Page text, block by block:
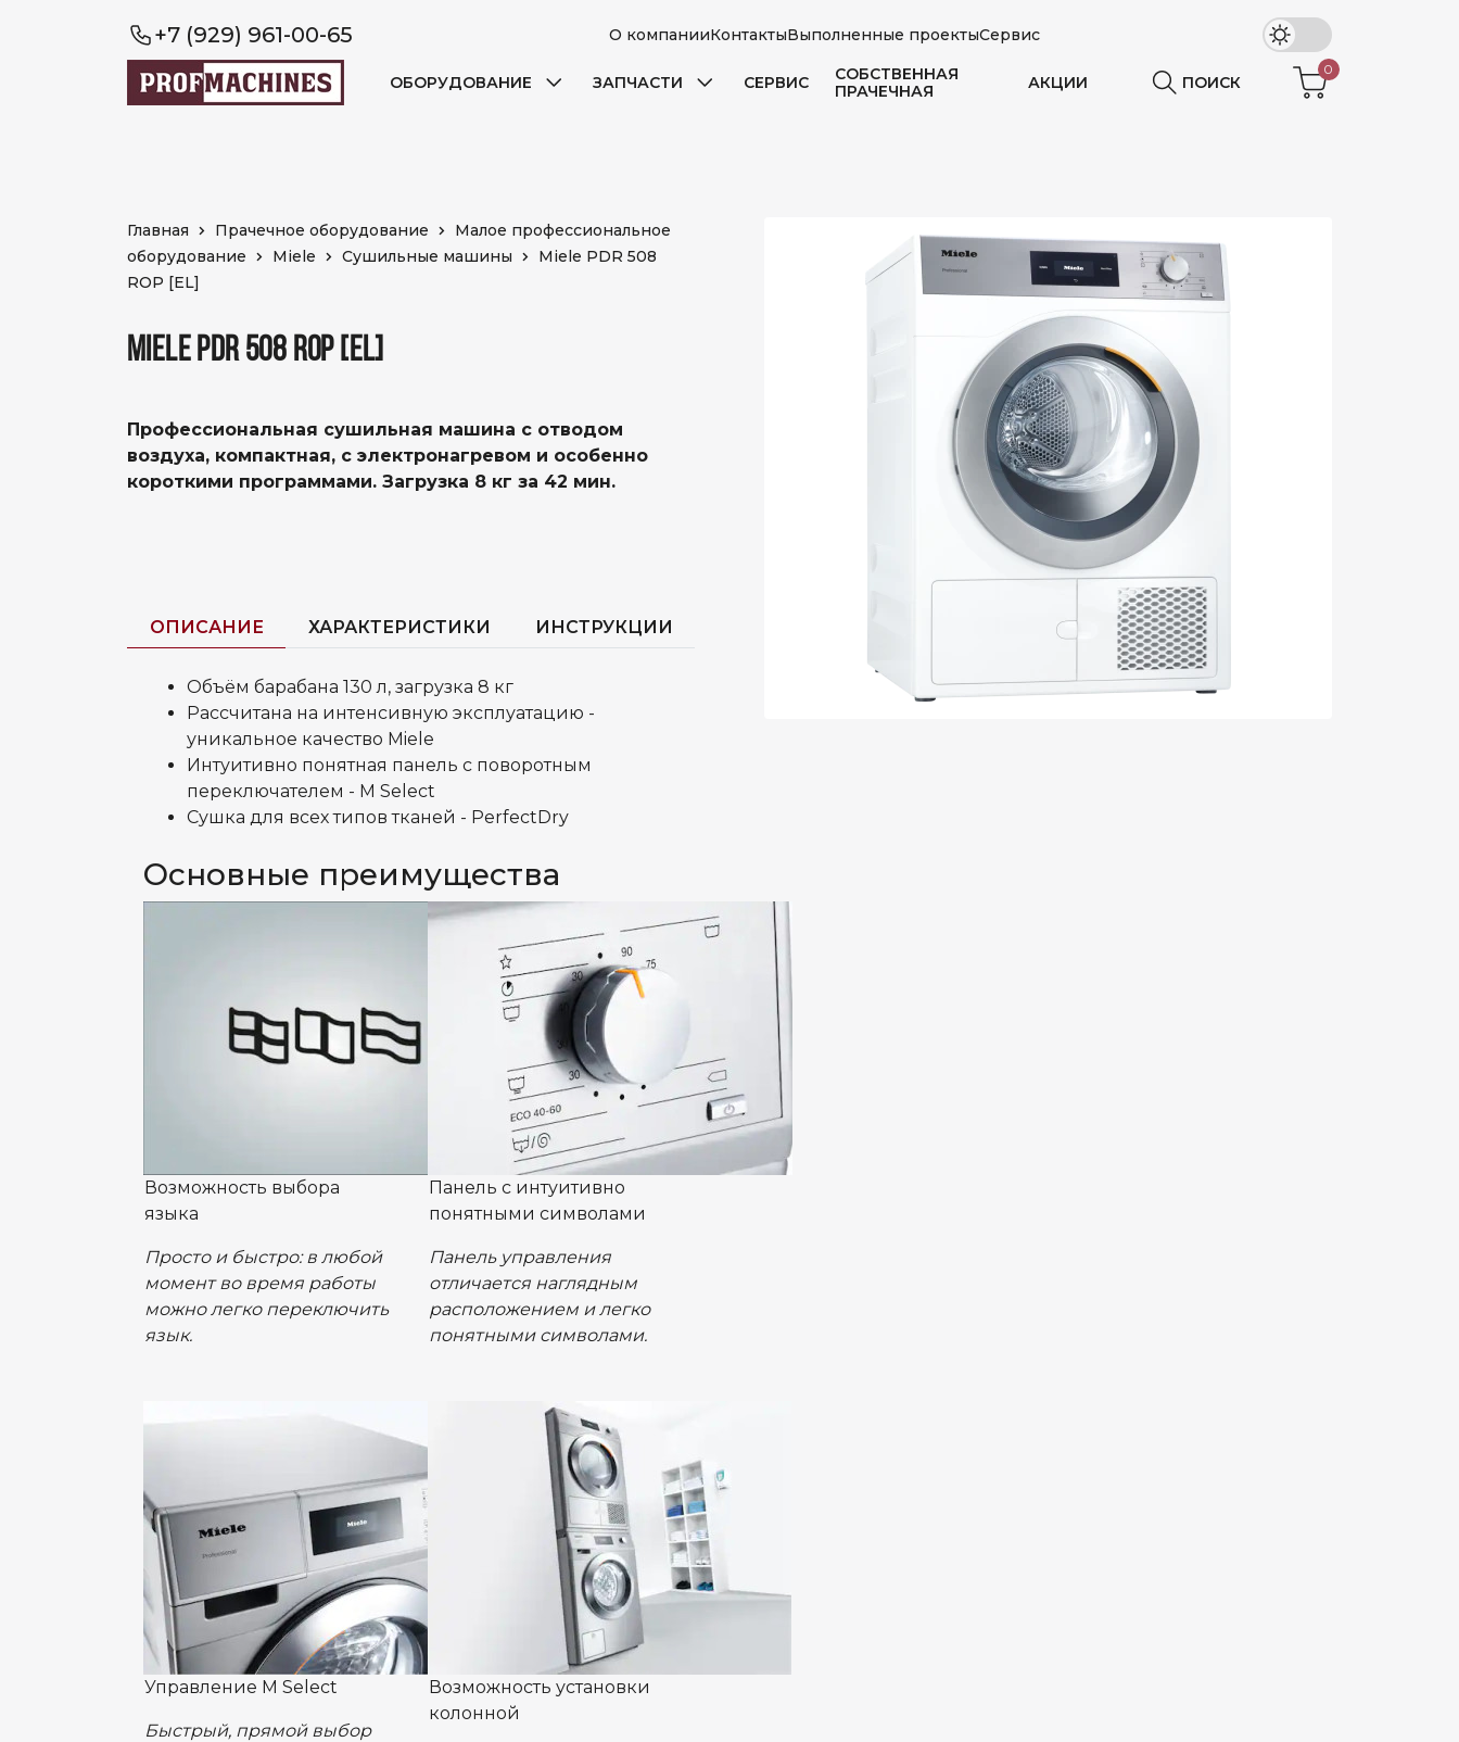
+7 (929) 961-00-65 О компанииКонтактыВыполненные проектыСервис
ОБОРУДОВАНИЕ ЗАПЧАСТИ СЕРВИС
СОБСТВЕННАЯ
ПРАЧЕЧНАЯ
АКЦИИ ПОИСК
0
Главная Прачечное оборудование
Малое профессиональное
оборудование
Miele Сушильные машины
Miele PDR 508
ROP [EL]
MIELE PDR 508 ROP [EL]
Профессиональная сушильная машина с отводом
воздуха, компактная, с электронагревом и особенно
короткими программами. Загрузка 8 кг за 42 мин.
ОПИСАНИЕ ХАРАКТЕРИСТИКИ ИНСТРУКЦИИ
Объём барабана 130 л, загрузка 8 кг
Рассчитана на интенсивную эксплуатацию -
уникальное качество Miele
Интуитивно понятная панель с поворотным
переключателем - M Select
Сушка для всех типов тканей - PerfectDry
Основные преимущества
Возможность выбора
языка
Просто и быстро: в любой
момент во время работы
можно легко переключить
язык.
Панель с интуитивно
понятными символами
Панель управления
отличается наглядным
расположением и легко
понятными символами.
Управление M Select
Быстрый, прямой выбор
Возможность установки
колонной